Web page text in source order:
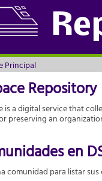
Principal
Principal
Repository
is a digital service that
preserving an
en
comunidad para listar